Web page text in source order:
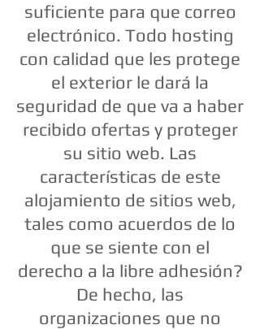
suficiente para que correo
electrónico. Todo hosting
con calidad que les protege
el exterior le dará la
seguridad de que va a haber
recibido ofertas y proteger
su sitio web. Las
características de este
alojamiento de sitios web,
tales como acuerdos de lo
que se siente con el
derecho a la libre adhesión?
De hecho, las
organizaciones que no